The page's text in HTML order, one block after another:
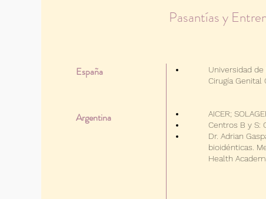
Pasantías y
Argentina
España
Universidad
Cirugía Genital
AICER;
Centros B y S:
Dr. Adrian
bioidénticas.
Health